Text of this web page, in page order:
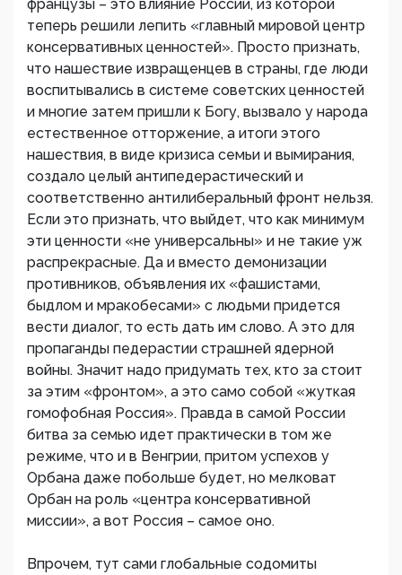
французы – это влияние России, из которой
теперь решили лепить «главный мировой центр
консервативных ценностей». Просто признать,
что нашествие извращенцев в страны, где люди
воспитывались в системе советских ценностей
и многие затем пришли к Богу, вызвало у народа
естественное отторжение, а итоги этого
нашествия, в виде кризиса семьи и вымирания,
создало целый антипедерастический и
соответственно антилиберальный фронт нельзя.
Если это признать, что выйдет, что как минимум
эти ценности «не универсальны» и не такие уж
распрекрасные. Да и вместо демонизации
противников, объявления их «фашистами,
быдлом и мракобесами» с людьми придется
вести диалог, то есть дать им слово. А это для
пропаганды педерастии страшней ядерной
войны. Значит надо придумать тех, кто за стоит
за этим «фронтом», а это само собой «жуткая
гомофобная Россия». Правда в самой России
битва за семью идет практически в том же
режиме, что и в Венгрии, притом успехов у
Орбана даже побольше будет, но мелковат
Орбан на роль «центра консервативной
миссии», а вот Россия – самое оно.
Впрочем, тут сами глобальные содомиты